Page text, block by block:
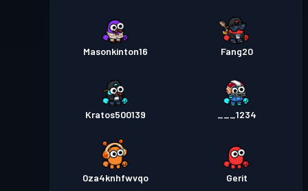
Masonkinton16 Fang20
Kratos500139 ___1234
0za4knhfwvqo Gerit